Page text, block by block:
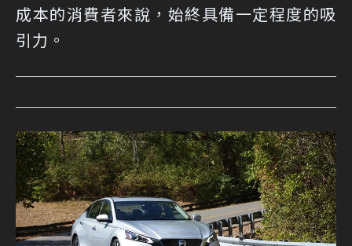
成本的消費者來說，始終具備一定程度的吸
引力。